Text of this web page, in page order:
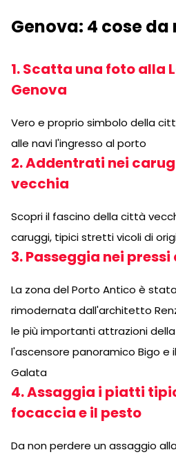
Genova: 4 cose
1. Scatta una foto alla
Genova
Vero e proprio simbolo della
alle navi l'ingresso al porto
2. Addentrati nei
vecchia
Scopri il fascino della città
caruggi, tipici stretti vicoli di
3. Passeggia nei
La zona del Porto Antico è
rimodernata dall'architetto
le più importanti attrazioni
l'ascensore panoramico Bigo e
Galata
4. Assaggia i piatti
focaccia e il pesto
Da non perdere un assaggio